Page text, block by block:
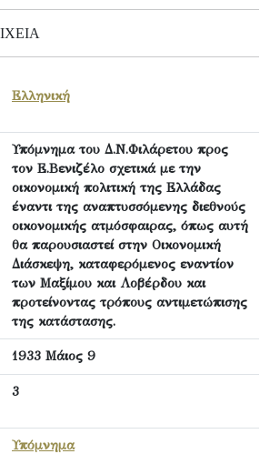
Ελληνική
Υπόμνημα του Δ.Ν.Φιλάρετου προς
τον Ε.Βενιζέλο σχετικά με την
οικονομική πολιτική της Ελλάδας
έναντι της αναπτυσσόμενης διεθνούς
οικονομικής ατμόσφαιρας, όπως αυτή
θα παρουσιαστεί στην Οικονομική
Διάσκεψη, καταφερόμενος εναντίον
των Μαξίμου και Λοβέρδου και
προτείνοντας τρόπους αντιμετώπισης
της κατάστασης.
1933 Μάιος 9
3
Υπόμνημα